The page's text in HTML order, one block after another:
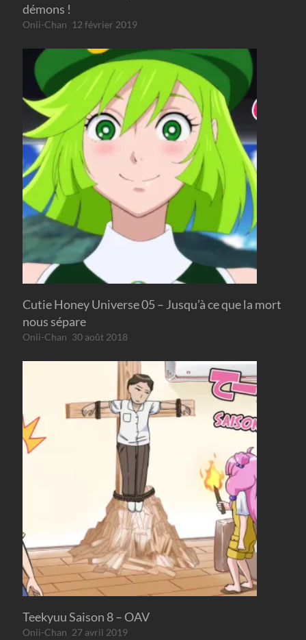
démons !
Onii-Chan 12 février 2019
Cutie Honey Universe 05 – Jusqu’à ce que la mort
nous sépare
Onii-Chan 30 août 2018
Teekyuu Saison 8 – OAV
Onii-Chan 27 avril 2019